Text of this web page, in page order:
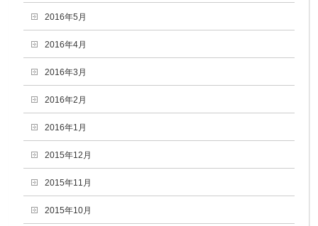
2016年5月
2016年4月
2016年3月
2016年2月
2016年1月
2015年12月
2015年11月
2015年10月